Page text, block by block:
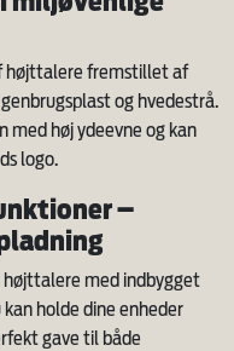
højttalere fremstillet af
og hvedestrå.
med høj ydeevne og kan
logo.
–
med indbygget
holde dine enheder
gave til både